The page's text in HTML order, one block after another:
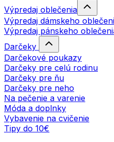
Výpredaj oblečenia
Výpredaj dámskeho
Výpredaj pánskeho
Darčeky
Darčekové poukazy
Darčeky pre celú rodinu
Darčeky pre ňu
Darčeky pre neho
Na pečenie a varenie
Móda a doplnky
Vybavenie na cvičenie
Tipy do 10€